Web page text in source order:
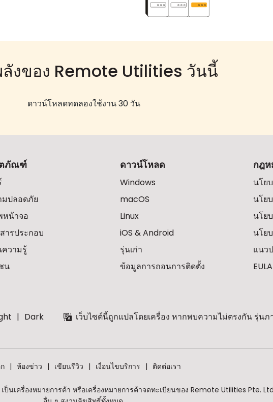
งของ Remote Utilities วันนี้
ดาวน์โหลดทดลองใช้งาน 30 วัน
ภัณฑ์
มปลอดภัย
หน้าจอ
ารประกอบ
วามรู้
น
ดาวน์โหลด
Windows
macOS
Linux
iOS & Android
รุ่นเก่า
ข้อมูลการถอนการติดตั้ง
กฎห
นโย
นโย
นโย
นโย
แนว
EULA
Dark
เว็บไซต์นี้ถูกแปลโดยเครื่อง หากพบความไม่ตรงกัน รุ่น
ห้องข่าว เขียนรีวิว เงื่อนไขบริการ ติดต่อเรา
เครื่องหมายการค้า หรือเครื่องหมายการค้าจดทะเบียนของ Remote Utilities Pte.